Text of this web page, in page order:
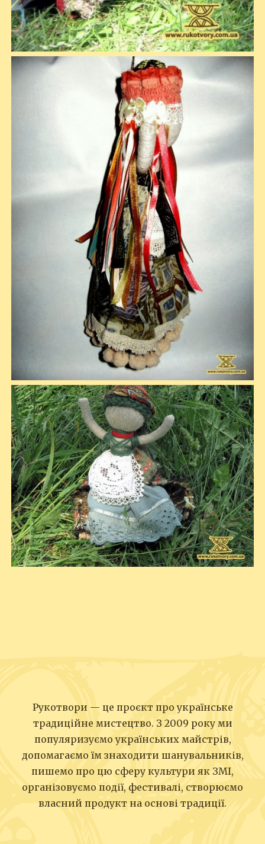
Рукотвори — це проєкт про українське
традиційне мистецтво. З 2009 року ми
популяризуємо українських майстрів,
допомагаємо їм знаходити шанувальників,
пишемо про цю сферу культури як ЗМІ,
організовуємо події, фестивалі, створюємо
власний продукт на основі традиції.